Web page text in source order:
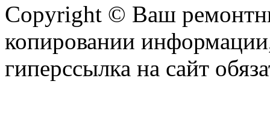
Copyright © Ваш
копировании
гиперссылка на сайт